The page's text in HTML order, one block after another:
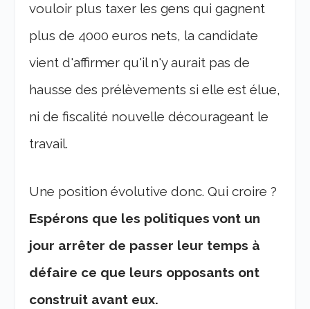
vouloir plus taxer les gens qui gagnent
plus de 4000 euros nets, la candidate
vient d'affirmer qu'il n'y aurait pas de
hausse des prélèvements si elle est élue,
ni de fiscalité nouvelle décourageant le
travail.
Une position évolutive donc. Qui croire ?
Espérons que les politiques vont un
jour arrêter de passer leur temps à
défaire ce que leurs opposants ont
construit avant eux.